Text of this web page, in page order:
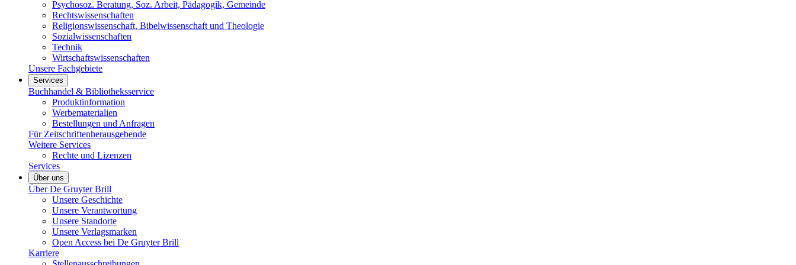
Psychosoz. Beratung, Soz. Arbeit, Pädagogik, Gemeinde
Rechtswissenschaften
Religionswissenschaft, Bibelwissenschaft und Theologie
Sozialwissenschaften
Technik
Wirtschaftswissenschaften
Unsere Fachgebiete
Services
Buchhandel & Bibliotheksservice
Produktinformation
Werbematerialien
Bestellungen und Anfragen
Für Zeitschriftenherausgebende
Weitere Services
Rechte und Lizenzen
Services
Über uns
Über De Gruyter Brill
Unsere Geschichte
Unsere Verantwortung
Unsere Standorte
Unsere Verlagsmarken
Open Access bei De Gruyter Brill
Karriere